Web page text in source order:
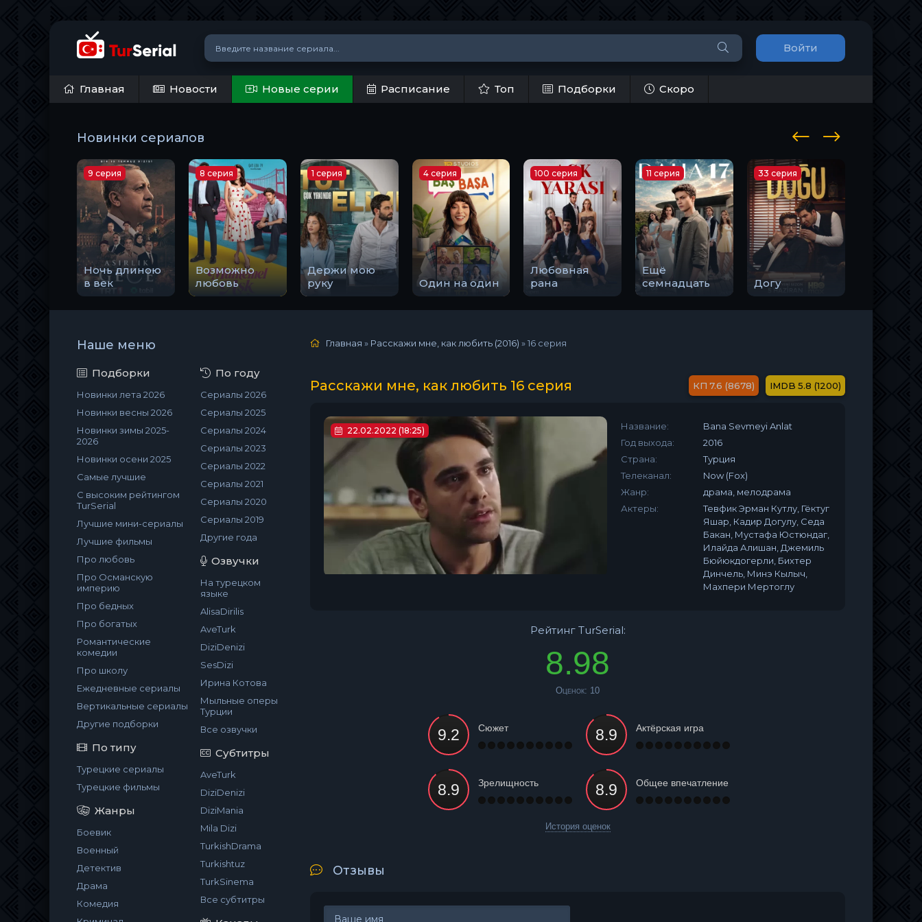
Войти
Главная Новости Новые серии Расписание Топ Подборки Скоро
Новинки сериалов
Ночь длиною
в век
9 серия
Возможно
любовь
8 серия
Держи мою
руку
1 серия
Один на один
4 серия
Любовная
рана
100 серия
Ещё
семнадцать
11 серия
Догу
33 серия
Наше меню
Подборки
Новинки лета 2026
Новинки весны 2026
Новинки зимы 2025-
2026
Новинки осени 2025
Самые лучшие
С высоким рейтингом
TurSerial
Лучшие мини-сериалы
Лучшие фильмы
Про любовь
Про Османскую
империю
Про бедных
Про богатых
Романтические
комедии
Про школу
Ежедневные сериалы
Вертикальные сериалы
Другие подборки
По типу
Турецкие сериалы
Турецкие фильмы
Жанры
Боевик
Военный
Детектив
Драма
Комедия
По году
Сериалы 2026
Сериалы 2025
Сериалы 2024
Сериалы 2023
Сериалы 2022
Сериалы 2021
Сериалы 2020
Сериалы 2019
Другие года
Озвучки
На турецком
языке
AlisaDirilis
AveTurk
DiziDenizi
SesDizi
Ирина Котова
Мыльные оперы
Турции
Все озвучки
Субтитры
AveTurk
DiziDenizi
DiziMania
Mila Dizi
TurkishDrama
Turkishtuz
TurkSinema
Все субтитры
Главная » Расскажи мне, как любить (2016) »16 серия
Расскажи мне, как любить 16 серия 7.6 (8678) 5.8 (1200)
22.02.2022 (18:25) Название:
Bana Sevmeyi Anlat
Год выхода:
2016
Страна:
Турция
Телеканал:
Now (Fox)
Жанр:
драма, мелодрама
Актеры:
Тевфик Эрман Кутлу, Гёктуг
Яшар, Кадир Догулу, Седа
Бакан, Мустафа Юстюндаг,
Илайда Алишан, Джемиль
Бюйюкдогерли, Бихтер
Динчель, Минэ Кылыч,
Махпери Мертоглу
Рейтинг TurSerial:
8.98
Оценок: 10
Сюжет Актёрская игра
Зрелищность Общее впечатление
История оценок
Отзывы